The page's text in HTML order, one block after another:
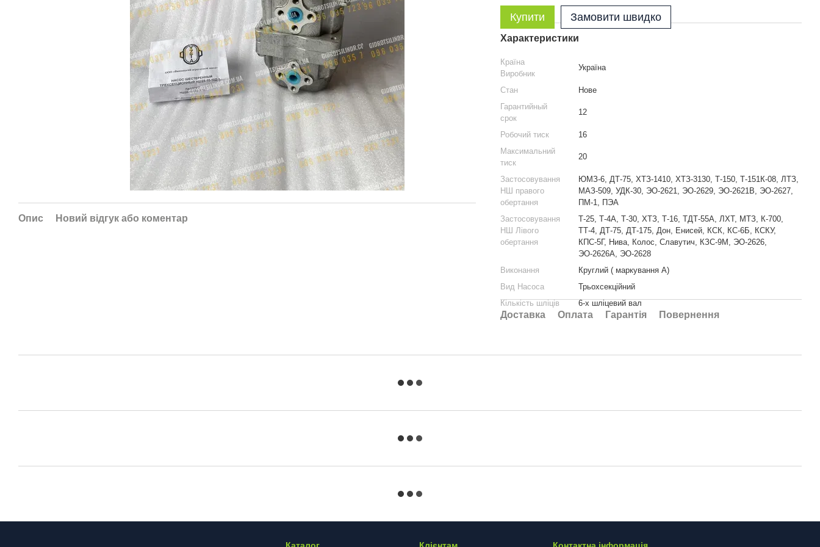
Опис Новий відгук або коментар
Купити Замовити швидко
Характеристики
Країна
Виробник
Україна
Стан
Нове
Гарантийный
срок
12
Робочий тиск
16
Максимальний
тиск
20
Застосовування
НШ правого
обертання
ЮМЗ-6, ДТ-75, ХТЗ-1410, ХТЗ-3130, Т-150, Т-151К-08, ЛТЗ,
МАЗ-509, УДК-30, ЭО-2621, ЭО-2629, ЭО-2621В, ЭО-2627,
ПМ-1, ПЭА
Застосовування
НШ Лівого
обертання
Т-25, Т-4А, Т-30, ХТЗ, Т-16, ТДТ-55А, ЛХТ, МТЗ, К-700,
ТТ-4, ДТ-75, ДТ-175, Дон, Енисей, КСК, КС-6Б, КСКУ,
КПС-5Г, Нива, Колос, Славутич, КЗС-9М, ЭО-2626,
ЭО-2626А, ЭО-2628
Виконання
Круглий ( маркування А)
Вид Насоса
Трьохсекційний
Кількість шліців
6-х шліцевий вал
Доставка Оплата Гарантія Повернення